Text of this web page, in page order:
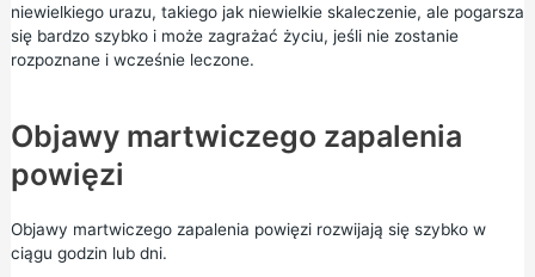
niewielkiego urazu, takiego jak niewielkie skaleczenie, ale pogarsza
się bardzo szybko i może zagrażać życiu, jeśli nie zostanie
rozpoznane i wcześnie leczone.
Objawy martwiczego zapalenia
powięzi
Objawy martwiczego zapalenia powięzi rozwijają się szybko w
ciągu godzin lub dni.